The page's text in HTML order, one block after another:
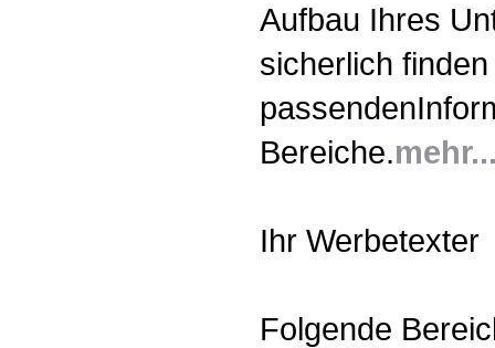
Aufbau Ihres
sicherlich
Bereiche.
Ihr Werbetexter
Folgende